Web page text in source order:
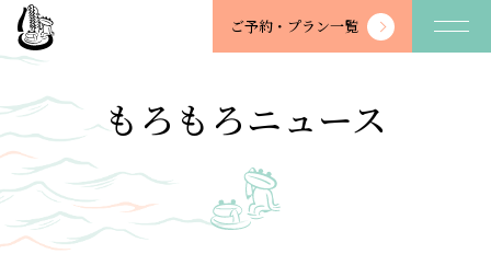
望
川
-
BOSENKAN
ご予約・ プラン一覧
もろもろニュース